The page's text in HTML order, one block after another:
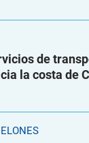
de
la costa de